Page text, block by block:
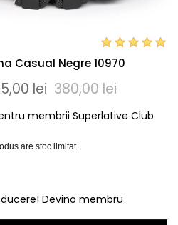
Casual Negre 10970
lei 380,00 lei
membrii Superlative Club
are stoc limitat.
Devino membru